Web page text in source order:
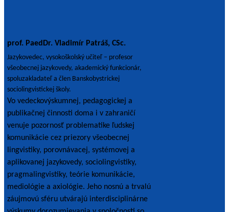
prof. PaedDr. Vladimír Patráš, CSc.
Jazykovedec, vysokoškolský učiteľ – profesor
všeobecnej jazykovedy, akademický funkcionár,
spoluzakladateľ a člen Banskobystrickej
sociolingvistickej školy.
Vo vedeckovýskumnej, pedagogickej a
publikačnej činnosti doma i v zahraničí
venuje pozornosť problematike ľudskej
komunikácie cez priezory všeobecnej
lingvistiky, porovnávacej, systémovej a
aplikovanej jazykovedy, sociolingvistiky,
pragmalingvistiky, teórie komunikácie,
mediológie a axiológie. Jeho nosnú a trvalú
záujmovú sféru utvárajú interdisciplinárne